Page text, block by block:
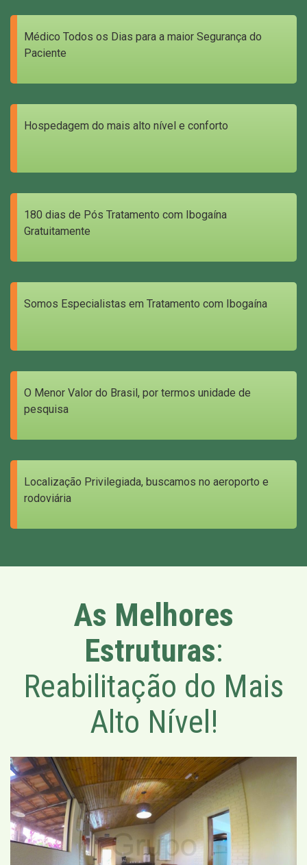
Médico Todos os Dias para a maior Segurança do
Paciente
Hospedagem do mais alto nível e conforto
180 dias de Pós Tratamento com Ibogaína
Gratuitamente
Somos Especialistas em Tratamento com Ibogaína
O Menor Valor do Brasil, por termos unidade de
pesquisa
Localização Privilegiada, buscamos no aeroporto e
rodoviária
As Melhores
Estruturas:
Reabilitação do Mais
Alto Nível!